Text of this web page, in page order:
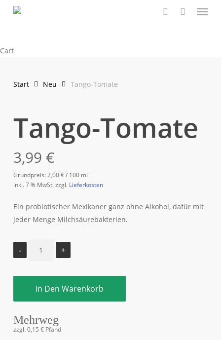
Menu
CartClose
Start Neu Tango-Tomate
Tango-Tomate
3,99 €
Grundpreis:2,00€/ 100 ml
inkl. 7 % MwSt.zzgl. Lieferkosten
Ein probiotischer Mexikaner ganz ohne Alkohol, dafür mit
jeder Menge Milchsäurebakterien.
In Den Warenkorb
Mehrweg
zzgl.0,15 €Pfand